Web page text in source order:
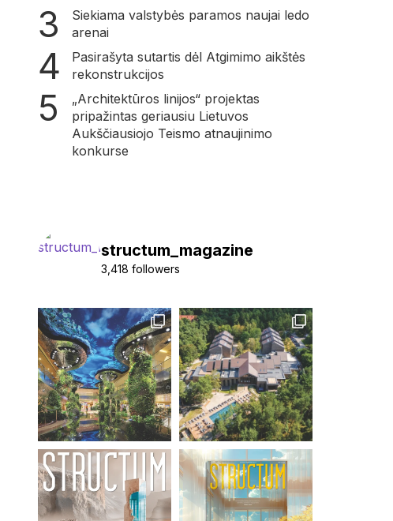
Siekiama valstybės paramos naujai ledo
arenai
Pasirašyta sutartis dėl Atgimimo aikštės
rekonstrukcijos
„Architektūros linijos“ projektas
pripažintas geriausiu Lietuvos
Aukščiausiojo Teismo atnaujinimo
konkurse
structum_magazine
3,418 followers